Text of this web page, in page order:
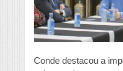
Conde destacou a